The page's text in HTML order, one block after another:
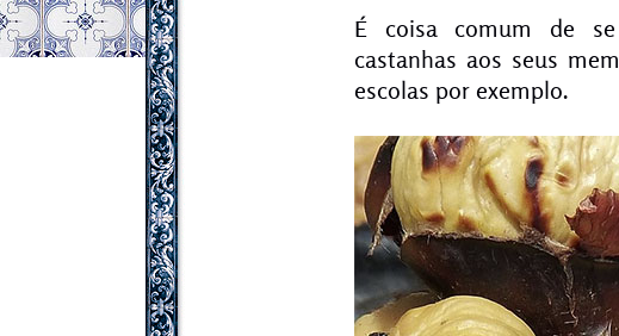
É coisa comum de se
castanhas aos seus
escolas por exemplo.